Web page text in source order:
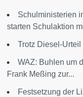
Schulministerien
starten Schulaktion
Trotz Diesel-
WAZ: Buhlen um
Frank Meßing zur...
Festsetzung der